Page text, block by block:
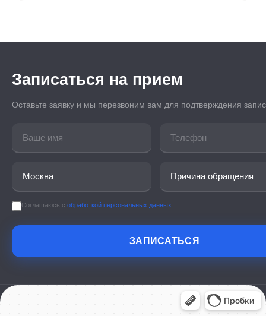
Записаться на прием
Оставьте заявку и мы перезвоним вам для подтверждения
Соглашаюсь с обработкой персональных данных
ЗАПИСАТЬСЯ